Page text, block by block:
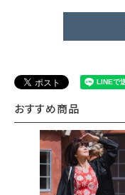
おすすめ商品